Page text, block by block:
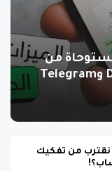
مستوحاة من
من تفكيك